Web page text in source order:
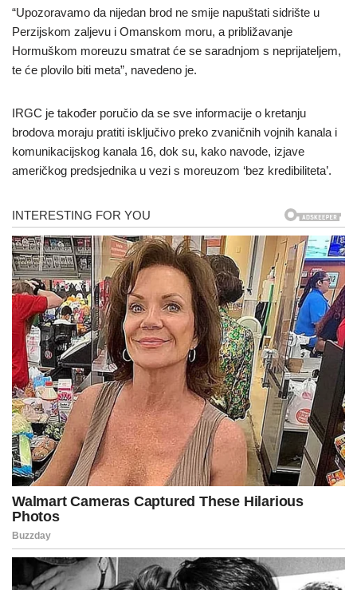
“Upozoravamo da nijedan brod ne smije napuštati sidrište u
Perzijskom zaljevu i Omanskom moru, a približavanje
Hormuškom moreuzu smatrat će se saradnjom s neprijateljem,
te će plovilo biti meta”, navedeno je.
IRGC je također poručio da se sve informacije o kretanju
brodova moraju pratiti isključivo preko zvaničnih vojnih kanala i
komunikacijskog kanala 16, dok su, kako navode, izjave
američkog predsjednika u vezi s moreuzom ‘bez kredibiliteta’.